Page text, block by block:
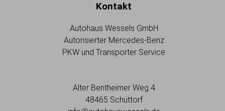
Kontakt
Autohaus Wessels GmbH
Autorisierter Mercedes-Benz
PKW und Transporter Service
Alter Bentheimer Weg 4
48465 Schüttorf